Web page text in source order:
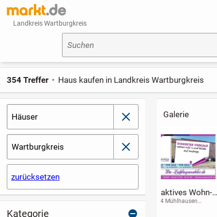
Landkreis Wartburgkreis
Suchen
Häuser schließen
Wartburgkreis schließen
zurücksetzen
354 Treffer Haus kaufen in Landkreis Wartburgkreis
Galerie
Bleibende Werte
schaffen -
Großzügiges
99195 Großrudestedt
+++ JETZT beim
Bau sparen durch
Muskelhypothek -
36414 Unterbreizbach
Nicht lang
lieber
96528 Schalkau
Kategorie